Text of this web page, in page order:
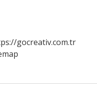
gocreativ.com.tr